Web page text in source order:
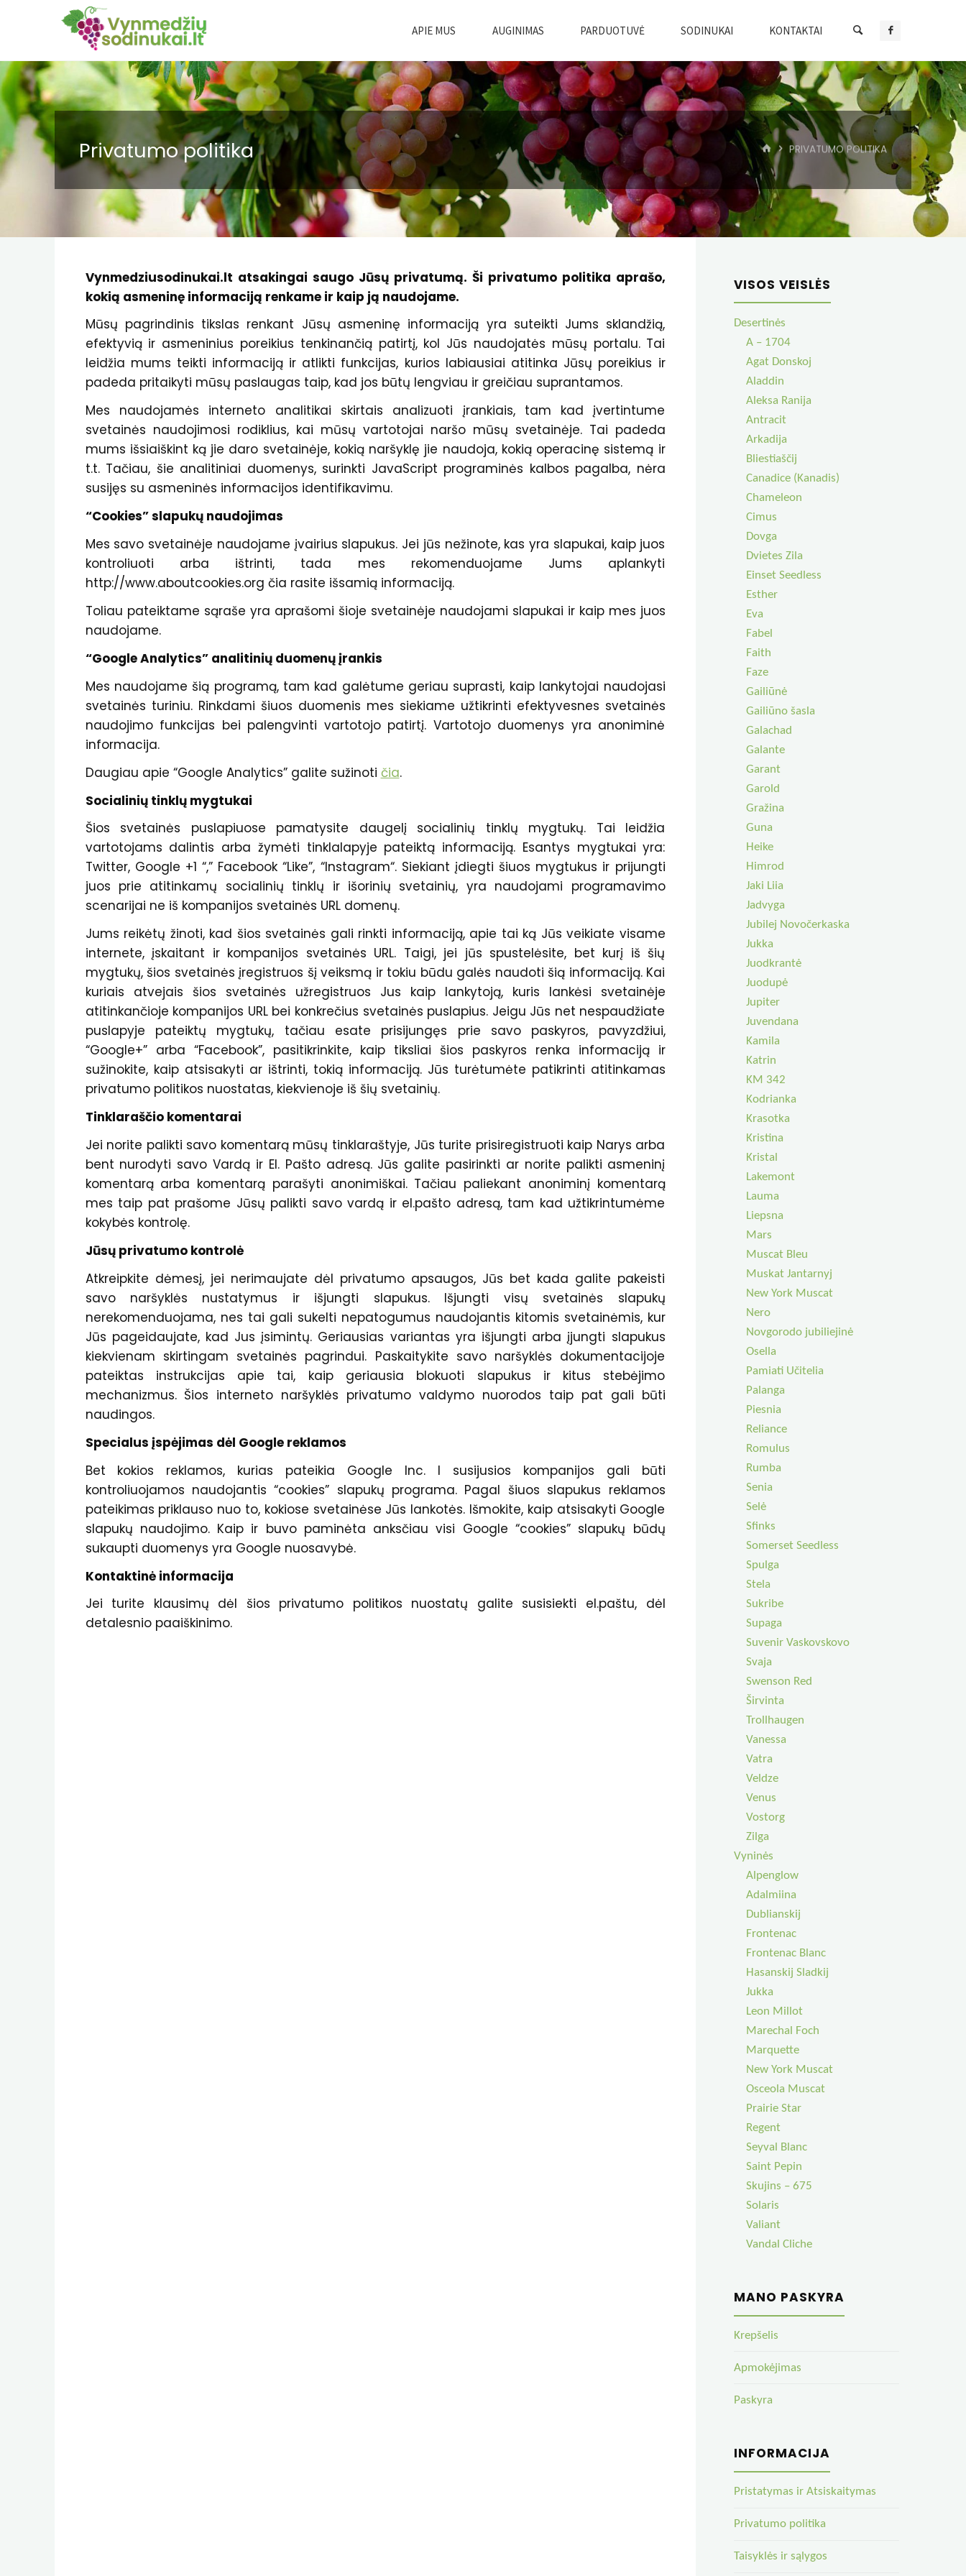
APIE MUS AUGINIMAS PARDUOTUVĖ SODINUKAI KONTAKTAI
Privatumo politika HOMEPRIVATUMO POLITIKA
Vynmedziusodinukai.lt atsakingai saugo Jūsų privatumą. Ši privatumo politika aprašo,
kokią asmeninę informaciją renkame ir kaip ją naudojame.
Mūsų pagrindinis tikslas renkant Jūsų asmeninę informaciją yra suteikti Jums sklandžią,
efektyvią ir asmeninius poreikius tenkinančią patirtį, kol Jūs naudojatės mūsų portalu. Tai
leidžia mums teikti informaciją ir atlikti funkcijas, kurios labiausiai atitinka Jūsų poreikius ir
padeda pritaikyti mūsų paslaugas taip, kad jos būtų lengviau ir greičiau suprantamos.
Mes naudojamės interneto analitikai skirtais analizuoti įrankiais, tam kad įvertintume
svetainės naudojimosi rodiklius, kai mūsų vartotojai naršo mūsų svetainėje. Tai padeda
mums išsiaiškint ką jie daro svetainėje, kokią naršyklę jie naudoja, kokią operacinę sistemą ir
t.t. Tačiau, šie analitiniai duomenys, surinkti JavaScript programinės kalbos pagalba, nėra
susijęs su asmeninės informacijos identifikavimu.
“Cookies” slapukų naudojimas
Mes savo svetainėje naudojame įvairius slapukus. Jei jūs nežinote, kas yra slapukai, kaip juos
kontroliuoti arba ištrinti, tada mes rekomenduojame Jums aplankyti
http://www.aboutcookies.org čia rasite išsamią informaciją.
Toliau pateiktame sąraše yra aprašomi šioje svetainėje naudojami slapukai ir kaip mes juos
naudojame.
“Google Analytics” analitinių duomenų įrankis
Mes naudojame šią programą, tam kad galėtume geriau suprasti, kaip lankytojai naudojasi
svetainės turiniu. Rinkdami šiuos duomenis mes siekiame užtikrinti efektyvesnes svetainės
naudojimo funkcijas bei palengvinti vartotojo patirtį. Vartotojo duomenys yra anoniminė
informacija.
Daugiau apie “Google Analytics” galite sužinoti čia.
Socialinių tinklų mygtukai
Šios svetainės puslapiuose pamatysite daugelį socialinių tinklų mygtukų. Tai leidžia
vartotojams dalintis arba žymėti tinklalapyje pateiktą informaciją. Esantys mygtukai yra:
Twitter, Google +1 “,” Facebook “Like”, “Instagram“. Siekiant įdiegti šiuos mygtukus ir prijungti
juos prie atitinkamų socialinių tinklų ir išorinių svetainių, yra naudojami programavimo
scenarijai ne iš kompanijos svetainės URL domenų.
Jums reikėtų žinoti, kad šios svetainės gali rinkti informaciją, apie tai ką Jūs veikiate visame
internete, įskaitant ir kompanijos svetainės URL. Taigi, jei jūs spustelėsite, bet kurį iš šių
mygtukų, šios svetainės įregistruos šį veiksmą ir tokiu būdu galės naudoti šią informaciją. Kai
kuriais atvejais šios svetainės užregistruos Jus kaip lankytoją, kuris lankėsi svetainėje
atitinkančioje kompanijos URL bei konkrečius svetainės puslapius. Jeigu Jūs net nespaudžiate
puslapyje pateiktų mygtukų, tačiau esate prisijungęs prie savo paskyros, pavyzdžiui,
“Google+” arba “Facebook”, pasitikrinkite, kaip tiksliai šios paskyros renka informaciją ir
sužinokite, kaip atsisakyti ar ištrinti, tokią informaciją. Jūs turėtumėte patikrinti atitinkamas
privatumo politikos nuostatas, kiekvienoje iš šių svetainių.
Tinklaraščio komentarai
Jei norite palikti savo komentarą mūsų tinklaraštyje, Jūs turite prisiregistruoti kaip Narys arba
bent nurodyti savo Vardą ir El. Pašto adresą. Jūs galite pasirinkti ar norite palikti asmeninį
komentarą arba komentarą parašyti anonimiškai. Tačiau paliekant anoniminį komentarą
mes taip pat prašome Jūsų palikti savo vardą ir el.pašto adresą, tam kad užtikrintumėme
kokybės kontrolę.
Jūsų privatumo kontrolė
Atkreipkite dėmesį, jei nerimaujate dėl privatumo apsaugos, Jūs bet kada galite pakeisti
savo naršyklės nustatymus ir išjungti slapukus. Išjungti visų svetainės slapukų
nerekomenduojama, nes tai gali sukelti nepatogumus naudojantis kitomis svetainėmis, kur
Jūs pageidaujate, kad Jus įsimintų. Geriausias variantas yra išjungti arba įjungti slapukus
kiekvienam skirtingam svetainės pagrindui. Paskaitykite savo naršyklės dokumentacijoje
pateiktas instrukcijas apie tai, kaip geriausia blokuoti slapukus ir kitus stebėjimo
mechanizmus. Šios interneto naršyklės privatumo valdymo nuorodos taip pat gali būti
naudingos.
Specialus įspėjimas dėl Google reklamos
Bet kokios reklamos, kurias pateikia Google Inc. I susijusios kompanijos gali būti
kontroliuojamos naudojantis “cookies” slapukų programa. Pagal šiuos slapukus reklamos
pateikimas priklauso nuo to, kokiose svetainėse Jūs lankotės. Išmokite, kaip atsisakyti Google
slapukų naudojimo. Kaip ir buvo paminėta anksčiau visi Google “cookies” slapukų būdų
sukaupti duomenys yra Google nuosavybė.
Kontaktinė informacija
Jei turite klausimų dėl šios privatumo politikos nuostatų galite susisiekti el.paštu, dėl
detalesnio paaiškinimo.
VISOS VEISLĖS
Desertinės
A – 1704
Agat Donskoj
Aladdin
Aleksa Ranija
Antracit
Arkadija
Bliestiaščij
Canadice (Kanadis)
Chameleon
Cimus
Dovga
Dvietes Zila
Einset Seedless
Esther
Eva
Fabel
Faith
Faze
Gailiūnė
Gailiūno šasla
Galachad
Galante
Garant
Garold
Gražina
Guna
Heike
Himrod
Jaki Liia
Jadvyga
Jubilej Novočerkaska
Jukka
Juodkrantė
Juodupė
Jupiter
Juvendana
Kamila
Katrin
KM 342
Kodrianka
Krasotka
Kristina
Kristal
Lakemont
Lauma
Liepsna
Mars
Muscat Bleu
Muskat Jantarnyj
New York Muscat
Nero
Novgorodo jubiliejinė
Osella
Pamiati Učitelia
Palanga
Piesnia
Reliance
Romulus
Rumba
Senia
Selė
Sfinks
Somerset Seedless
Spulga
Stela
Sukribe
Supaga
Suvenir Vaskovskovo
Svaja
Swenson Red
Širvinta
Trollhaugen
Vanessa
Vatra
Veldze
Venus
Vostorg
Zilga
Vyninės
Alpenglow
Adalmiina
Dublianskij
Frontenac
Frontenac Blanc
Hasanskij Sladkij
Jukka
Leon Millot
Marechal Foch
Marquette
New York Muscat
Osceola Muscat
Prairie Star
Regent
Seyval Blanc
Saint Pepin
Skujins – 675
Solaris
Valiant
Vandal Cliche
MANO PASKYRA
Krepšelis
Apmokėjimas
Paskyra
INFORMACIJA
Pristatymas ir Atsiskaitymas
Privatumo politika
Taisyklės ir sąlygos